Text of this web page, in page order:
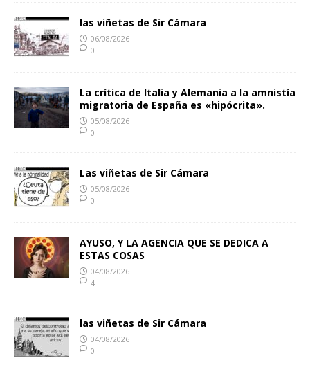
las viñetas de Sir Cámara
06/08/2026
0
La crítica de Italia y Alemania a la amnistía
migratoria de España es «hipócrita».
05/08/2026
0
Las viñetas de Sir Cámara
05/08/2026
0
AYUSO, Y LA AGENCIA QUE SE DEDICA A
ESTAS COSAS
04/08/2026
4
las viñetas de Sir Cámara
04/08/2026
0